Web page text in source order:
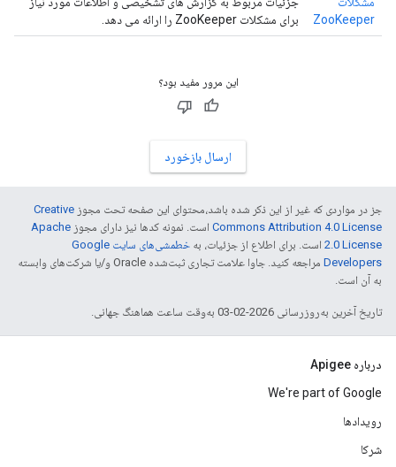
ZooKeeper
برای مشکلات ZooKeeper را ارائه می دهد.
این مرور مفید بود؟
ارسال بازخورد
جز در مواردی که غیر از این ذکر شده باشد،‌محتوای این صفحه تحت مجوز Creative
Commons Attribution 4.0 License است. نمونه کدها نیز دارای مجوز Apache
2.0 License است. برای اطلاع از جزئیات، به
خطمشی‌های سایت Google
Developers‏
مراجعه کنید. جاوا علامت تجاری ثبت‌شده Oracle و/یا شرکت‌های وابسته
به آن است.
تاریخ آخرین به‌روزرسانی 2026-02-03 به‌وقت ساعت هماهنگ جهانی.
درباره Apigee
We're part of Google
رویدادها
شرکا